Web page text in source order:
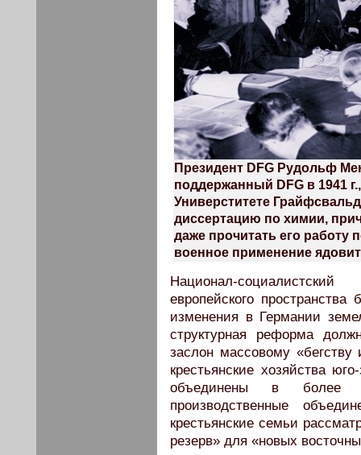
Президент DFG Рудольф
поддержанный DFG в 1941
Универститете
диссертацию по химии,
даже прочитать его работу
военное применение
Национал-
европейского
изменения в Германии
структурная реформа
заслон массовому
крестьянские хозяйства
объединены в более
производственные
крестьянские семьи
резерв» для «новых